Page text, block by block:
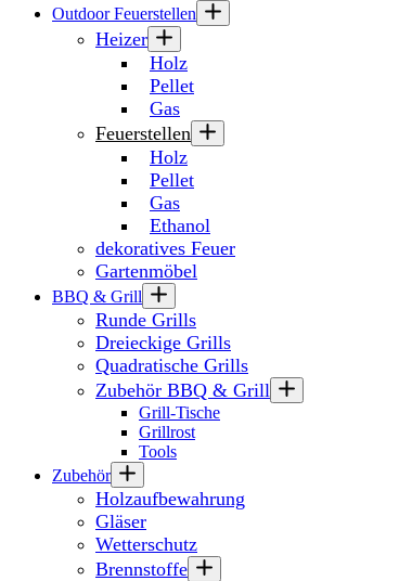
Outdoor Feuerstellen
Heizer
Holz
Pellet
Gas
Feuerstellen
Holz
Pellet
Gas
Ethanol
dekoratives Feuer
Gartenmöbel
BBQ & Grill
Runde Grills
Dreieckige Grills
Quadratische Grills
Zubehör BBQ & Grill
Grill-Tische
Grillrost
Tools
Zubehör
Holzaufbewahrung
Gläser
Wetterschutz
Brennstoffe